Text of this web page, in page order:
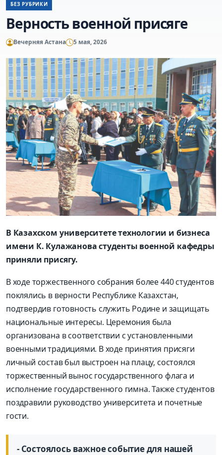
БЕЗ РУБРИКИ
Верность военной присяге
Вечерняя Астана 5 мая, 2026
В Казахском университете технологии и бизнеса
имени К. Кулажанова студенты военной кафедры
приняли присягу.
В ходе торжественного соб­рания более 440 студентов
поклялись в верности Респуб­лике Казахстан,
подтвердив готовность служить Родине и защищать
национальные интересы. Церемония была
организована в соответствии с установленными
военными традициями. В ходе принятия присяги
личный состав был выстроен на плацу, состоялся
торжественный вынос государственного флага и
исполнение государственного гимна. Также студентов
поздравили руководство университета и почетные
гости.
- Состоялось важное событие для нашей